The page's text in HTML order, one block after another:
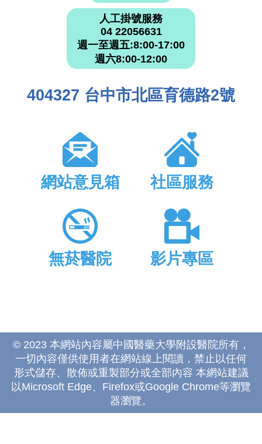
人工掛號服務
04 22056631
週一至週五:8:00-17:00
週六8:00-12:00
404327 台中市北區育德路2號
網站意見箱 社區服務
無菸醫院 影片專區
© 2023 本網站內容屬中國醫藥大學附設醫院所有，
一切內容僅供使用者在網站線上閱讀，禁止以任何
形式儲存、散佈或重製部分或全部內容 本網站建議
以Microsoft Edge、Firefox或Google Chrome等瀏覽
器瀏覽。